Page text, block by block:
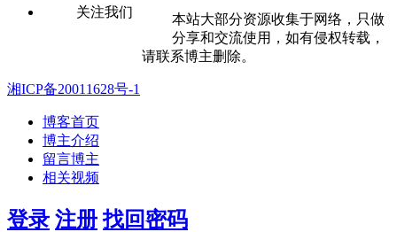
关注我们
本站大部分资源收集于网络，只做
分享和交流使用，如有侵权转载，
请联系博主删除。
湘ICP备20011628号-1
博客首页
博主介绍
留言博主
相关视频
登录 注册 找回密码